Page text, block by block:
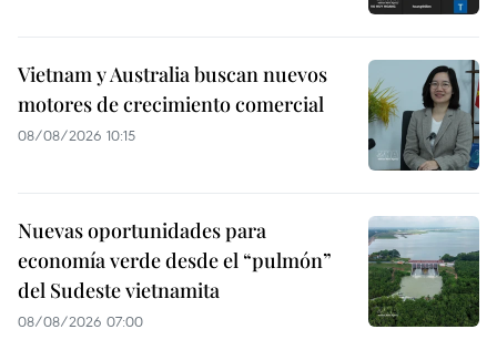
Vietnam y Australia buscan nuevos
motores de crecimiento comercial
08/08/2026 10:15
Nuevas oportunidades para
economía verde desde el “pulmón”
del Sudeste vietnamita
08/08/2026 07:00